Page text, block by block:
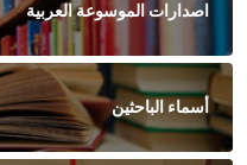
اصدارات الموسوعة العربية
أسماء الباحثين